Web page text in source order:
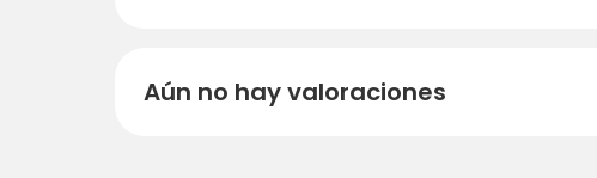
Aún no hay valoraciones